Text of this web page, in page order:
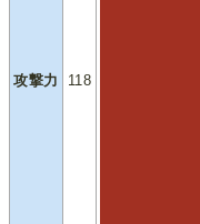
攻撃力 118